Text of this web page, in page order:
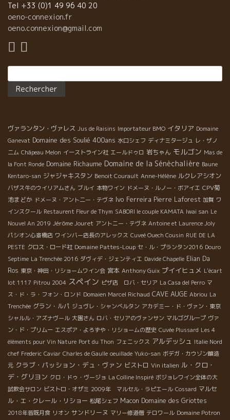
Tel +33 (0)1 49 96 40 20
oeno-connexion.fr
oeno.connexion@gmail.com
ヴァランタン・ヴァレス Jus de Raisins Importateur BMO イタリア Domaine
Ganevat Domaine des Soulié 400ans 水口シェフ ディナミタージュ レ・ザノ
二ム Châpeau Melon イーストライン社 エールドゥロ 岩ちゃん モルゴン Mas de
la Font Ronde Domaine Richaume Domaine de la Sénèchalière Baune
Kentaro-san ジャジャキスタン Benoit Courault Anne-Hélène ルクレアシオン
バザス牛のウイリアムさん ブルイ 本物ワイン ドメーヌ・ルノー・ボアイエ CPV菊
池まどか ドメーヌ・アント二ー・テヴネ Ivo Ferreira Pierre Laforest 加賀 ワ
インスクール Restaurent Fleur de Thym SABORI le couple KAMATA Iwai san Le
Nouvel An 2019 Jérôme Jouret アントニー・テヴネ Antoine et Laurence Joly
パシオン心斎橋店 ワインバー店長のアレックス Cuveé Ouech Cousin RUE DE LA
PESTE クロス・ロード社 Domaine Pattes-Loup セ・ル・プランタン2016 Douro
Septime La Trenchée 2016 ダヴィデ・ジェンティエ Davide Chapelle Elian Da
Ros 東京・神田・リショームワイン会 宮本 Anthony Guix プイイヒュメ L'écart
lot 1117 Pitrou 2004 スペイン ピザ店 ロバ・セリア La Casa del Perro マ
ス・ド・ラ・フォン・ロンド Domaien Marcel Richaud CAVE AUGE Abriou La
Trenchée グラン・ルパ ジュヴレ・シャンべルタン アカデミー・ド・ヴァン・東京
シャルル・アズナヴール 大園さん ロバ・セリアのヴァンサン マルゴグループ ヴァ
ン・ド・プリムー エスポア・よろずや・リショームの歴史 Cuvée Plussard Les 4
éléments pour Vin Nature Port du Thon フェニックス アルデッシュ Italie Nord
chef Frederic Caviar Charles de Gaulle oeuillade Yuko-san ボデガ・カウゾン醸造
元 クラブ・パッション・デュ・ヴァン ビストロ Vin italien ル・クロ・
デ・グリヨン クロ・ドゥ・ヴージョ La Colline Inspiré ボジョレワイン全体の大
試飲会サロン ビストロ・オザミ 2009年 マルセル・ラピエール Cossard マルセ
ル・エ・クレール・リショー 松尾シェフ Macon Domaine des Griottes
2018年皆既月食 リオン サンドリーヌ マリー修道僧 テロワール Domaine Potron